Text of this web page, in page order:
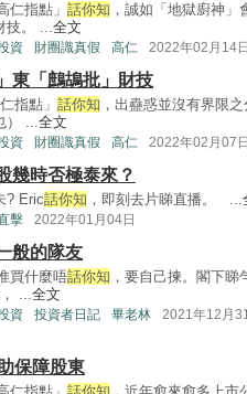
仁指點」 話你知 ，誠如「地獄廚神
技。 ...全文
資 財圈識真假 高仁 2022年02月14日
東「鷓鴣批」財技
指點」 話你知 ，出蠱惑並沒有界限
） ...全文
資 財圈識真假 高仁 2022年02月07日
幾時否極泰來？
? Eric話你知 ，即刻去片睇直播。 ...
擊 2022年01月04日
般的隊友
買什麼唔話你知 ，要自己揀。閣下睇
...全文
資 投資者日記 畢老林 2021年12月
保障股東